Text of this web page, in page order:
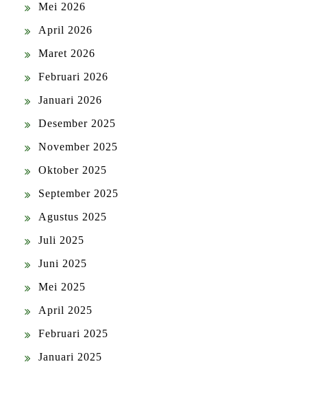
Mei 2026
April 2026
Maret 2026
Februari 2026
Januari 2026
Desember 2025
November 2025
Oktober 2025
September 2025
Agustus 2025
Juli 2025
Juni 2025
Mei 2025
April 2025
Februari 2025
Januari 2025